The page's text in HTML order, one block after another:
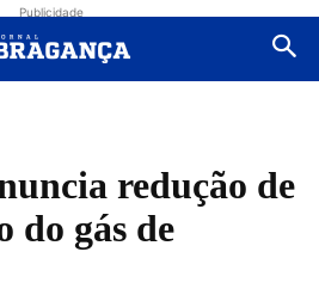
Publicidade
redução de
do gás de